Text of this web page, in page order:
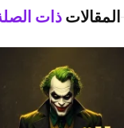
المقالاتذات